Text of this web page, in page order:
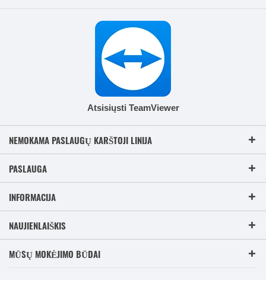
Atsisiųsti TeamViewer
NEMOKAMA PASLAUGŲ KARŠTOJI LINIJA
PASLAUGA
INFORMACIJA
NAUJIENLAIŠKIS
MŪSŲ MOKĖJIMO BŪDAI